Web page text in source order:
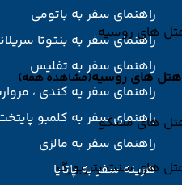
های روسیه
هتل های روسیه(مشاهده همه)
های مسکو
های سنت پترزبورگ
راهنمای سفر به باتومی
راهنمای سفر به بنتوتا
راهنمای سفر به تفلیس
راهنمای سفر یه کندی ،
راهنمای سفر به کلمبو
راهنمای سفر به مالزی
هزینه سفر به پاتایا